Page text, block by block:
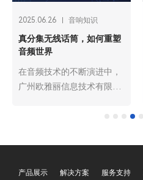
2025.06.26 音响知识
真分集无线话筒，如何重塑
音频世界
在音频技术的不断演进中，
广州欧雅丽信息技术有限公
二UT-1820S，一拖四UT-
以其卓越的性能和创新的技
产品展示 解决方案 服务支持